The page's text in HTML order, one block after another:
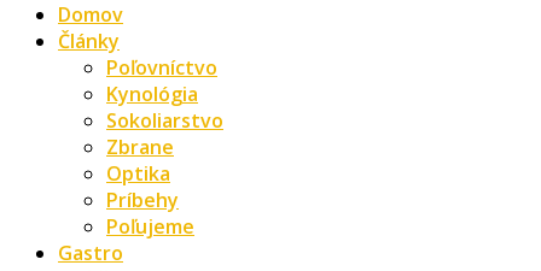
Domov
Články
Poľovníctvo
Kynológia
Sokoliarstvo
Zbrane
Optika
Príbehy
Poľujeme
Gastro